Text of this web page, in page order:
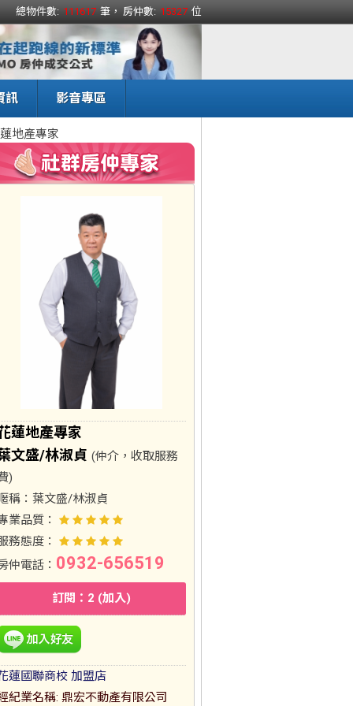
總物件數: 111617 筆， 房仲數: 15327 位
訊 影音專區
地產專家
蓮地產專家
文盛/林淑貞 (仲介，收取服務
)
稱： 葉文盛/林淑貞
業品質：
務態度：
仲電話： 0932-656519
訂閱：2 (加入)
蓮國聯商校 加盟店
紀業名稱: 鼎宏不動產有限公司